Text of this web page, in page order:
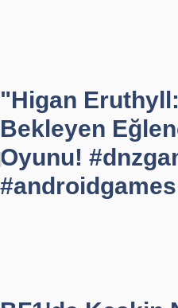
"Higan
Bekleyen
Oyunu!